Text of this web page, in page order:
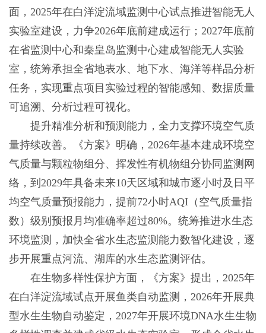
面，2025年在白洋淀流域监测中心试点推进智能无人
实验室建设，力争2026年底前建成运行；2027年底前
在省监测中心和秦皇岛监测中心建成智能无人实验
室，统筹承担全省地表水、地下水、海洋等样品分析
任务，实现重点项目实验过程的智能感知、数据质量
可追溯、分析过程可视化。
提升精准分析和预测能力，全力支撑环境空气质
量持续改善。《方案》明确，2026年基本建成环境空
气质量与颗粒物组分、挥发性有机物组分协同监测网
络，到2029年具备未来10天区域和城市逐小时及日平
均空气质量预报能力，提前72小时AQI（空气质量指
数）级别预报月均准确率超过80%。统筹推进水生态
环境监测，加快全省水生态监测能力数智化建设，逐
步开展重点河流、湖库的水生态监测评估。
在生物多样性保护方面，《方案》提出，2025年
在白洋淀流域试点开展鱼类自动监测，2026年开展典
型水生生物自动鉴定，2027年开展环境DNA水生生物